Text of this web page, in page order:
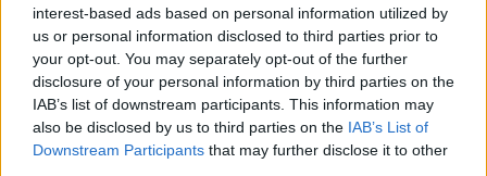
interest-based ads based on personal information utilized by
us or personal information disclosed to third parties prior to
your opt-out. You may separately opt-out of the further
disclosure of your personal information by third parties on the
IAB’s list of downstream participants. This information may
also be disclosed by us to third parties on the IAB’s List of
Downstream Participants that may further disclose it to other
Strategia power unit F1: gestione ICE, turbo e
mappature